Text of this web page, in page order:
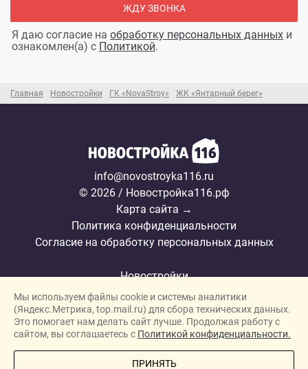
Главная Новостройки ГК «NovaStroy» ЖК «Янтарный берег»
ЖДУ ЗВОНКА
Я даю согласие на обработку персональных данных и
ознакомлен(а) с Политикой.
info@novostroyka116.ru
© 2026 / Новостройка116.рф
Карта сайта →
Политика конфиденциальности
Согласие на обработку персональных данных
Новостройки
Застройщики
Ипотека
ПОЗВОНИТЕ МНЕ
Мы используем файлы cookie и системы аналитики
(Яндекс.Метрика, top.mail.ru) для сбора технических данных.
Это помогает нам делать сайт лучше. Продолжая работу с
сайтом, вы соглашаетесь с Политикой конфиденциальности.
ПРИНЯТЬ